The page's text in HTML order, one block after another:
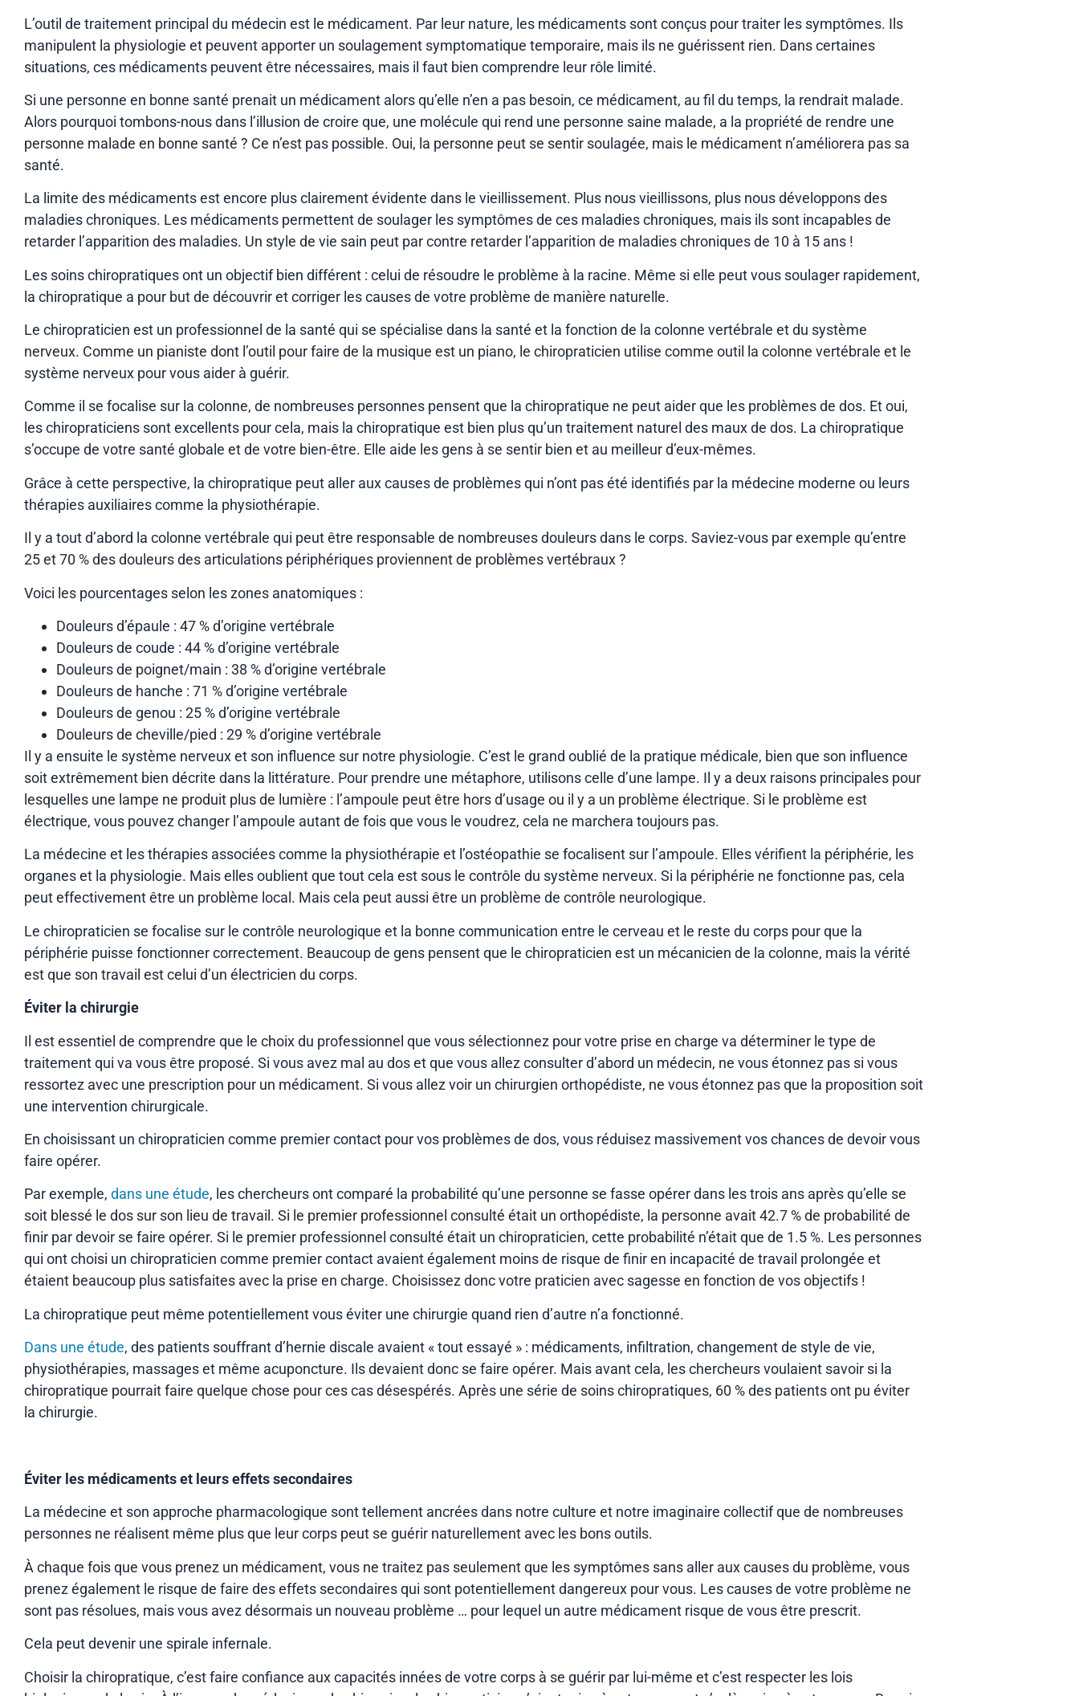
L’outil de traitement principal du médecin est le médicament. Par leur nature, les médicaments sont conçus pour traiter les symptômes. Ils
manipulent la physiologie et peuvent apporter un soulagement symptomatique temporaire, mais ils ne guérissent rien. Dans certaines
situations, ces médicaments peuvent être nécessaires, mais il faut bien comprendre leur rôle limité.
Si une personne en bonne santé prenait un médicament alors qu’elle n’en a pas besoin, ce médicament, au fil du temps, la rendrait malade.
Alors pourquoi tombons-nous dans l’illusion de croire que, une molécule qui rend une personne saine malade, a la propriété de rendre une
personne malade en bonne santé ? Ce n’est pas possible. Oui, la personne peut se sentir soulagée, mais le médicament n’améliorera pas sa
santé.
La limite des médicaments est encore plus clairement évidente dans le vieillissement. Plus nous vieillissons, plus nous développons des
maladies chroniques. Les médicaments permettent de soulager les symptômes de ces maladies chroniques, mais ils sont incapables de
retarder l’apparition des maladies. Un style de vie sain peut par contre retarder l’apparition de maladies chroniques de 10 à 15 ans !
Les soins chiropratiques ont un objectif bien différent : celui de résoudre le problème à la racine. Même si elle peut vous soulager rapidement,
la chiropratique a pour but de découvrir et corriger les causes de votre problème de manière naturelle.
Le chiropraticien est un professionnel de la santé qui se spécialise dans la santé et la fonction de la colonne vertébrale et du système
nerveux. Comme un pianiste dont l’outil pour faire de la musique est un piano, le chiropraticien utilise comme outil la colonne vertébrale et le
système nerveux pour vous aider à guérir.
Comme il se focalise sur la colonne, de nombreuses personnes pensent que la chiropratique ne peut aider que les problèmes de dos. Et oui,
les chiropraticiens sont excellents pour cela, mais la chiropratique est bien plus qu’un traitement naturel des maux de dos. La chiropratique
s’occupe de votre santé globale et de votre bien-être. Elle aide les gens à se sentir bien et au meilleur d’eux-mêmes.
Grâce à cette perspective, la chiropratique peut aller aux causes de problèmes qui n’ont pas été identifiés par la médecine moderne ou leurs
thérapies auxiliaires comme la physiothérapie.
Il y a tout d’abord la colonne vertébrale qui peut être responsable de nombreuses douleurs dans le corps. Saviez-vous par exemple qu’entre
25 et 70 % des douleurs des articulations périphériques proviennent de problèmes vertébraux ?
Voici les pourcentages selon les zones anatomiques :
Douleurs d’épaule : 47 % d’origine vertébrale
Douleurs de coude : 44 % d’origine vertébrale
Douleurs de poignet/main : 38 % d’origine vertébrale
Douleurs de hanche : 71 % d’origine vertébrale
Douleurs de genou : 25 % d’origine vertébrale
Douleurs de cheville/pied : 29 % d’origine vertébrale
Il y a ensuite le système nerveux et son influence sur notre physiologie. C’est le grand oublié de la pratique médicale, bien que son influence
soit extrêmement bien décrite dans la littérature. Pour prendre une métaphore, utilisons celle d’une lampe. Il y a deux raisons principales pour
lesquelles une lampe ne produit plus de lumière : l’ampoule peut être hors d’usage ou il y a un problème électrique. Si le problème est
électrique, vous pouvez changer l’ampoule autant de fois que vous le voudrez, cela ne marchera toujours pas.
La médecine et les thérapies associées comme la physiothérapie et l’ostéopathie se focalisent sur l’ampoule. Elles vérifient la périphérie, les
organes et la physiologie. Mais elles oublient que tout cela est sous le contrôle du système nerveux. Si la périphérie ne fonctionne pas, cela
peut effectivement être un problème local. Mais cela peut aussi être un problème de contrôle neurologique.
Le chiropraticien se focalise sur le contrôle neurologique et la bonne communication entre le cerveau et le reste du corps pour que la
périphérie puisse fonctionner correctement. Beaucoup de gens pensent que le chiropraticien est un mécanicien de la colonne, mais la vérité
est que son travail est celui d’un électricien du corps.
Éviter la chirurgie
Il est essentiel de comprendre que le choix du professionnel que vous sélectionnez pour votre prise en charge va déterminer le type de
traitement qui va vous être proposé. Si vous avez mal au dos et que vous allez consulter d’abord un médecin, ne vous étonnez pas si vous
ressortez avec une prescription pour un médicament. Si vous allez voir un chirurgien orthopédiste, ne vous étonnez pas que la proposition soit
une intervention chirurgicale.
En choisissant un chiropraticien comme premier contact pour vos problèmes de dos, vous réduisez massivement vos chances de devoir vous
faire opérer.
Par exemple, dans une étude, les chercheurs ont comparé la probabilité qu’une personne se fasse opérer dans les trois ans après qu’elle se
soit blessé le dos sur son lieu de travail. Si le premier professionnel consulté était un orthopédiste, la personne avait 42.7 % de probabilité de
finir par devoir se faire opérer. Si le premier professionnel consulté était un chiropraticien, cette probabilité n’était que de 1.5 %. Les personnes
qui ont choisi un chiropraticien comme premier contact avaient également moins de risque de finir en incapacité de travail prolongée et
étaient beaucoup plus satisfaites avec la prise en charge. Choisissez donc votre praticien avec sagesse en fonction de vos objectifs !
La chiropratique peut même potentiellement vous éviter une chirurgie quand rien d’autre n’a fonctionné.
Dans une étude, des patients souffrant d’hernie discale avaient « tout essayé » : médicaments, infiltration, changement de style de vie,
physiothérapies, massages et même acuponcture. Ils devaient donc se faire opérer. Mais avant cela, les chercheurs voulaient savoir si la
chiropratique pourrait faire quelque chose pour ces cas désespérés. Après une série de soins chiropratiques, 60 % des patients ont pu éviter
la chirurgie.
Éviter les médicaments et leurs effets secondaires
La médecine et son approche pharmacologique sont tellement ancrées dans notre culture et notre imaginaire collectif que de nombreuses
personnes ne réalisent même plus que leur corps peut se guérir naturellement avec les bons outils.
À chaque fois que vous prenez un médicament, vous ne traitez pas seulement que les symptômes sans aller aux causes du problème, vous
prenez également le risque de faire des effets secondaires qui sont potentiellement dangereux pour vous. Les causes de votre problème ne
sont pas résolues, mais vous avez désormais un nouveau problème … pour lequel un autre médicament risque de vous être prescrit.
Cela peut devenir une spirale infernale.
Choisir la chiropratique, c’est faire confiance aux capacités innées de votre corps à se guérir par lui-même et c’est respecter les lois